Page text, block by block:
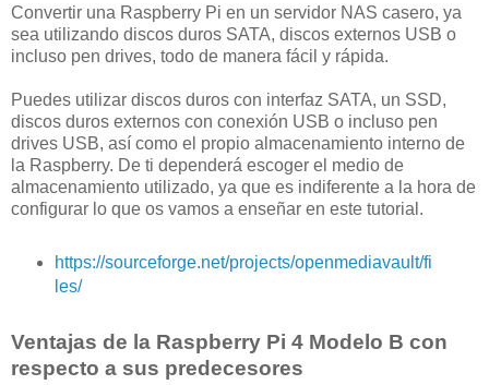
Convertir una Raspberry Pi en un servidor NAS casero, ya
sea utilizando discos duros SATA, discos externos USB o
incluso pen drives, todo de manera fácil y rápida.
Puedes utilizar discos duros con interfaz SATA, un SSD,
discos duros externos con conexión USB o incluso pen
drives USB, así como el propio almacenamiento interno de
la Raspberry. De ti dependerá escoger el medio de
almacenamiento utilizado, ya que es indiferente a la hora de
configurar lo que os vamos a enseñar en este tutorial.
https://sourceforge.net/projects/openmediavault/fi
les/
Ventajas de la Raspberry Pi 4 Modelo B con
respecto a sus predecesores